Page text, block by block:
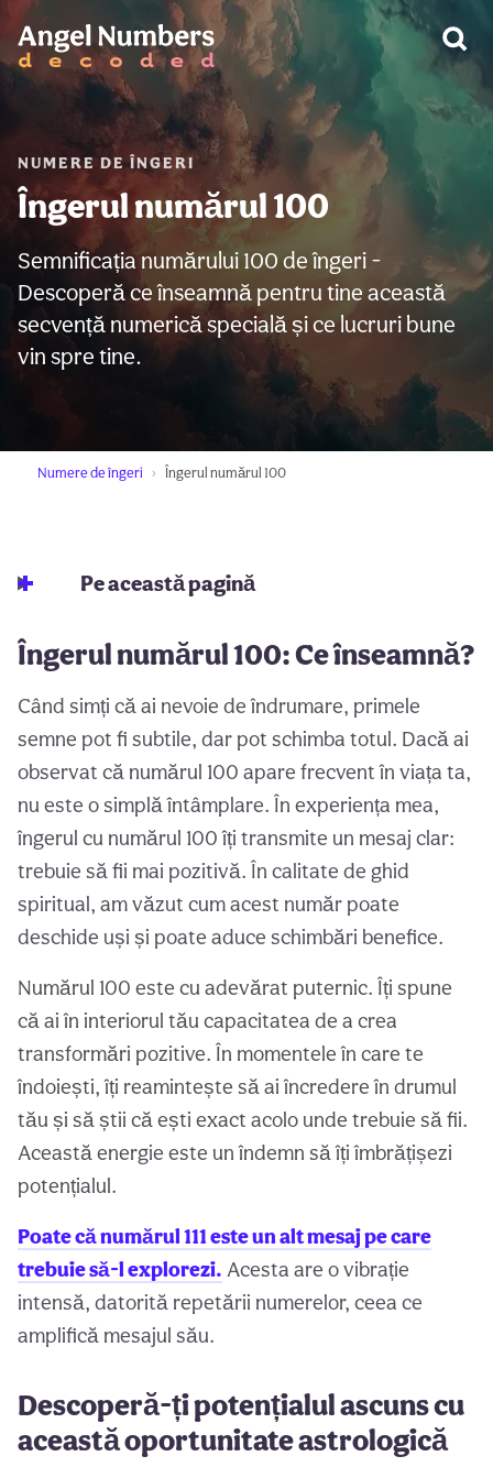
NUMERE DE ÎNGERI
Îngerul numărul 100
Semnificația numărului 100 de îngeri -
Descoperă ce înseamnă pentru tine această
secvență numerică specială și ce lucruri bune
vin spre tine.
Numere de îngeri Îngerul numărul 100
Pe această pagină
Îngerul numărul 100: Ce înseamnă?
Când simți că ai nevoie de îndrumare, primele
semne pot fi subtile, dar pot schimba totul. Dacă ai
observat că numărul 100 apare frecvent în viața ta,
nu este o simplă întâmplare. În experiența mea,
îngerul cu numărul 100 îți transmite un mesaj clar:
trebuie să fii mai pozitivă. În calitate de ghid
spiritual, am văzut cum acest număr poate
deschide uși și poate aduce schimbări benefice.
Numărul 100 este cu adevărat puternic. Îți spune
că ai în interiorul tău capacitatea de a crea
transformări pozitive. În momentele în care te
îndoiești, îți reamintește să ai încredere în drumul
tău și să știi că ești exact acolo unde trebuie să fii.
Această energie este un îndemn să îți îmbrățișezi
potențialul.
Poate că numărul 111 este un alt mesaj pe care
trebuie să-l explorezi. Acesta are o vibrație
intensă, datorită repetării numerelor, ceea ce
amplifică mesajul său.
Descoperă-ți potențialul ascuns cu
această oportunitate astrologică
AVERTIZARE: